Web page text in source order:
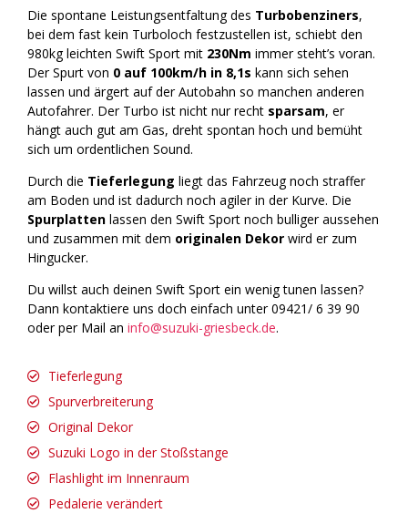
Die spontane Leistungsentfaltung des Turbobenziners,
bei dem fast kein Turboloch festzustellen ist, schiebt den
980kg leichten Swift Sport mit 230Nm immer steht’s voran.
Der Spurt von 0 auf 100km/h in 8,1s kann sich sehen
lassen und ärgert auf der Autobahn so manchen anderen
Autofahrer. Der Turbo ist nicht nur recht sparsam, er
hängt auch gut am Gas, dreht spontan hoch und bemüht
sich um ordentlichen Sound.
Durch die Tieferlegung liegt das Fahrzeug noch straffer
am Boden und ist dadurch noch agiler in der Kurve. Die
Spurplatten lassen den Swift Sport noch bulliger aussehen
und zusammen mit dem originalen Dekor wird er zum
Hingucker.
Du willst auch deinen Swift Sport ein wenig tunen lassen?
Dann kontaktiere uns doch einfach unter 09421/ 6 39 90
oder per Mail an info@suzuki-griesbeck.de.
Tieferlegung
Spurverbreiterung
Original Dekor
Suzuki Logo in der Stoßstange
Flashlight im Innenraum
Pedalerie verändert